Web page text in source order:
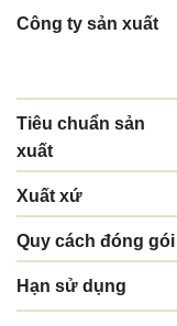
Công ty sản xuất
Tiêu chuẩn sản
xuất
Xuất xứ
Quy cách đóng gói
Hạn sử dụng